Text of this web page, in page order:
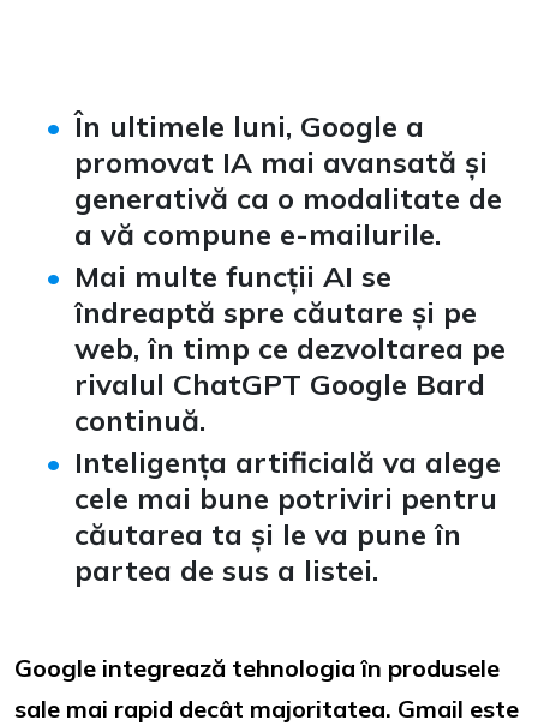
În ultimele luni, Google a
promovat IA mai avansată și
generativă ca o modalitate de
a vă compune e-mailurile.
Mai multe funcții AI se
îndreaptă spre căutare și pe
web, în timp ce dezvoltarea pe
rivalul ChatGPT Google Bard
continuă.
Inteligența artificială va alege
cele mai bune potriviri pentru
căutarea ta și le va pune în
partea de sus a listei.
Google integrează tehnologia în produsele
sale mai rapid decât majoritatea. Gmail este